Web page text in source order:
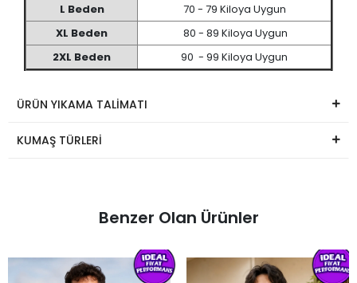
L Beden
70 - 79 Kiloya Uygun
XL Beden
80 - 89 Kiloya Uygun
2XL Beden
90 - 99 Kiloya Uygun
ÜRÜN YIKAMA TALİMATI
KUMAŞ TÜRLERİ
Benzer Olan Ürünler